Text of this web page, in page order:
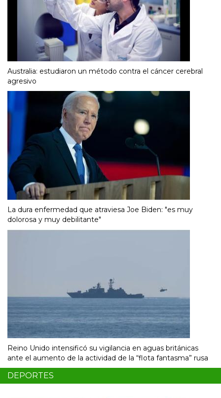
Australia: estudiaron un método contra el cáncer cerebral
agresivo
La dura enfermedad que atraviesa Joe Biden: "es muy
dolorosa y muy debilitante"
Reino Unido intensificó su vigilancia en aguas británicas
ante el aumento de la actividad de la “flota fantasma” rusa
DEPORTES